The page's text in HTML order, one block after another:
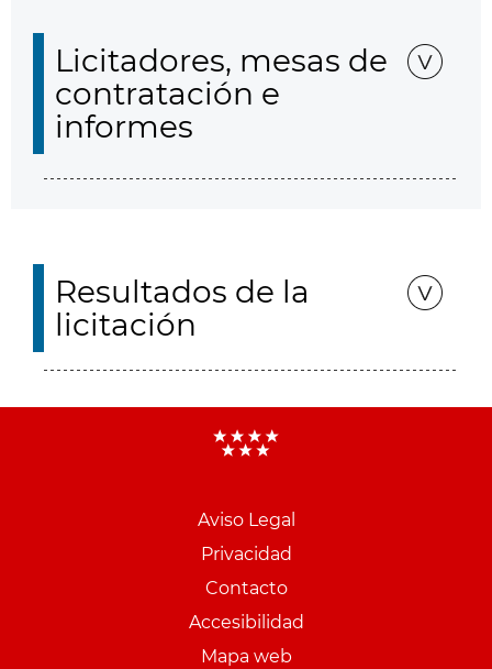
Licitadores, mesas de
contratación e
informes
Resultados de la
licitación
Aviso Legal
Privacidad
Contacto
Accesibilidad
Mapa web